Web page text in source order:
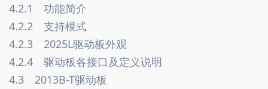
4.2.1　功能简介
4.2.2　支持模式
4.2.3　2025L驱动板外观
4.2.4　驱动板各接口及定义说明
4.3　2013B-T驱动板